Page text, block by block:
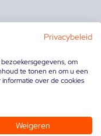
Privacybeleid
om
te tonen en om u een
over de cookies
Weigeren